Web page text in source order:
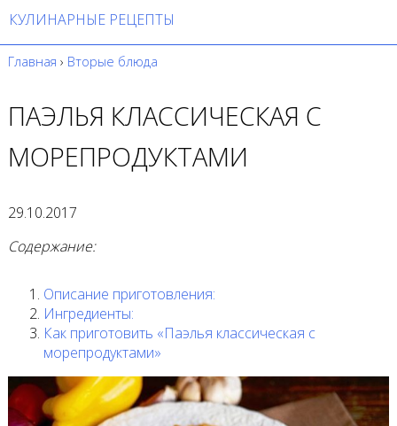
КУЛИНАРНЫЕ РЕЦЕПТЫ
Главная › Вторые блюда
ПАЭЛЬЯ КЛАССИЧЕСКАЯ С
МОРЕПРОДУКТАМИ
29.10.2017
Содержание:
Описание приготовления:
Ингредиенты:
Как приготовить «Паэлья классическая с
морепродуктами»